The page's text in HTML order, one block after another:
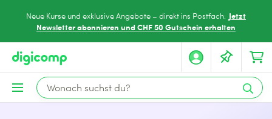
Neue Kurse und exklusive Angebote – direkt ins Postfach. Jetzt
Newsletter abonnieren und CHF 50 Gutschein erhalten